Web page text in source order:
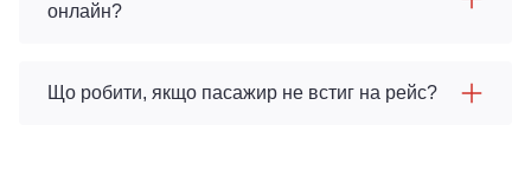
онлайн?
Що робити, якщо пасажир не встиг на рейс?